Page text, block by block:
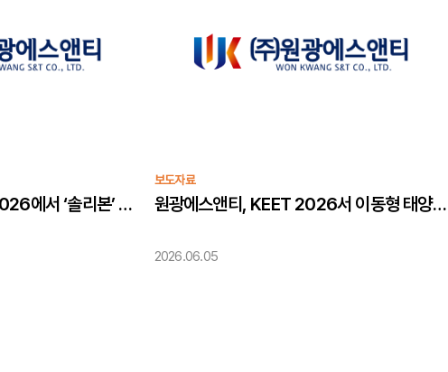
원광에스앤티, KEET 2026에서 ‘솔리본’ 첫 공개
보도자료
원광에스앤티, KEET 2026서 이동형 태양광 폐모듈 전처리 장비 ‘솔리본’ 첫 공개
2026.06.05